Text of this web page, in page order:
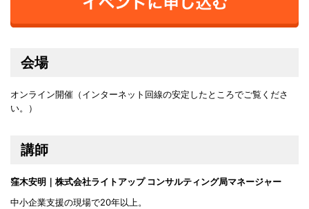
会場
オンライン開催（インターネット回線の安定したところでご覧くださ
い。）
講師
窪木安明｜株式会社ライトアップ コンサルティング局マネージャー
中小企業支援の現場で20年以上。